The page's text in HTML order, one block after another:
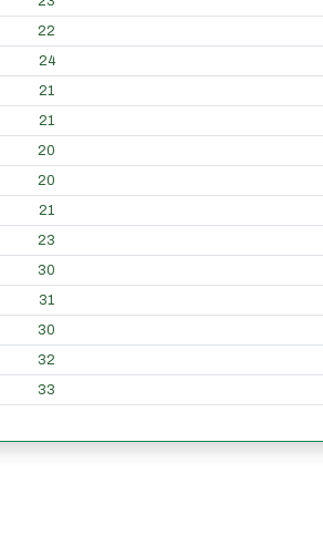
22
24
21
21
20
20
21
23
30
31
30
32
33